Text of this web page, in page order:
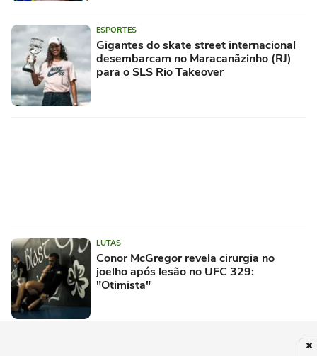
ESPORTES
Gigantes do skate street internacional
desembarcam no Maracanãzinho (RJ)
para o SLS Rio Takeover
LUTAS
Conor McGregor revela cirurgia no
joelho após lesão no UFC 329:
"Otimista"